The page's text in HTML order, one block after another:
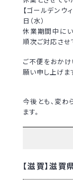
【ゴールデンウ
日（水）
休業期間中に
順次ご対応させ
ご不便をおかけ
願い申し上げま
今後とも、変わ
ます。
【滋賀】滋